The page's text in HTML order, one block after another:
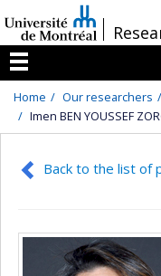
au
contenu
/
Menu
Home Our researchers
Imen BEN YOUSSEF
Back to the list of